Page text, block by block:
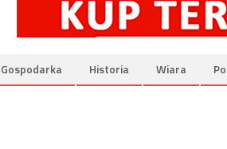
Gospodarka Historia Wiara